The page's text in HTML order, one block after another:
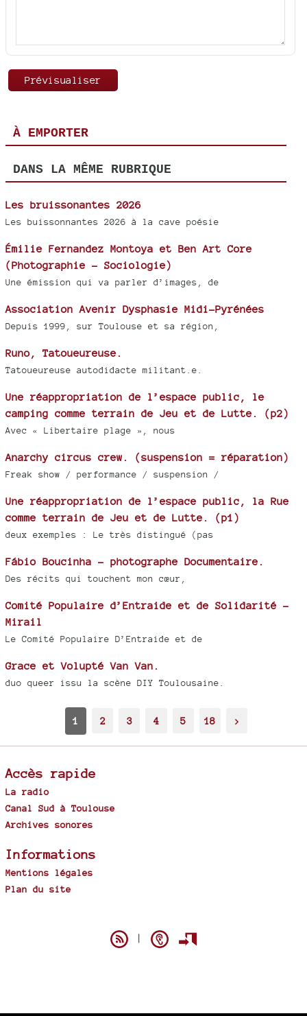
À EMPORTER
DANS LA MÊME RUBRIQUE
Les bruissonantes 2026
Les buissonnantes 2026 à la cave poésie
Émilie Fernandez Montoya et Ben Art Core
(Photographie - Sociologie)
Une émission qui va parler d’images, de
Association Avenir Dysphasie Midi-Pyrénées
Depuis 1999, sur Toulouse et sa région,
Runo, Tatoueureuse.
Tatoueureuse autodidacte militant.e.
Une réappropriation de l’espace public, le
camping comme terrain de Jeu et de Lutte. (p2)
Avec « Libertaire plage », nous
Anarchy circus crew. (suspension = réparation)
Freak show / performance / suspension /
Une réappropriation de l’espace public, la Rue
comme terrain de Jeu et de Lutte. (p1)
deux exemples : Le très distingué (pas
Fábio Boucinha - photographe Documentaire.
Des récits qui touchent mon cœur,
Comité Populaire d’Entraide et de Solidarité -
Mirail
Le Comité Populaire D’Entraide et de
Grace et Volupté Van Van.
duo queer issu la scène DIY Toulousaine.
1 2 3 4 5 18 >
Accès rapide
La radio
Canal Sud à Toulouse
Archives sonores
Informations
Mentions légales
Plan du site
|